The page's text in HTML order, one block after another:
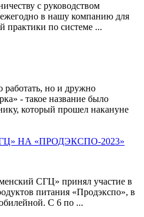
с руководством
в нашу компанию для
практики по системе ...
но и дружно
- такое название было
который прошел накануне
СГЦ» принял участие в
питания «Продэкспо», в
С 6 по ...